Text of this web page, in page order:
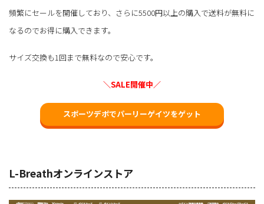
頻繁にセールを開催しており、さらに5500円以上の購入で送料が無料に
なるのでお得に購入できます。
サイズ交換も1回まで無料なので安心です。
＼SALE開催中／
スポーツデポでパーリーゲイツをゲット
L-Breathオンラインストア